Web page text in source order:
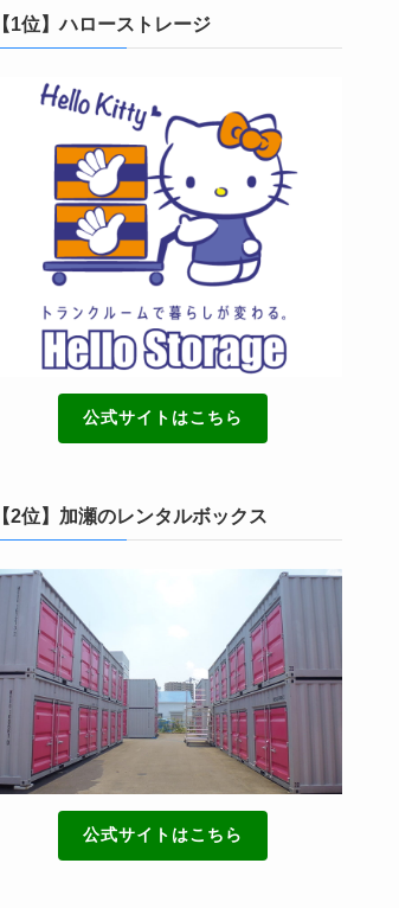
【1位】ハローストレージ
公式サイトはこちら
【2位】加瀬のレンタルボックス
公式サイトはこちら